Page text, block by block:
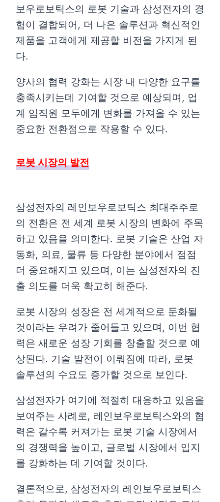
보우로보틱스의 로봇 기술과 삼성전자의 경
험이 결합되어, 더 나은 솔루션과 혁신적인
제품을 고객에게 제공할 비전을 가지게 된
다.
양사의 협력 강화는 시장 내 다양한 요구를
충족시키는데 기여할 것으로 예상되며, 업
계 임직원 모두에게 변화를 가져올 수 있는
중요한 전환점으로 작용할 수 있다.
로봇 시장의 발전
삼성전자의 레인보우로보틱스 최대주주로
의 전환은 전 세계 로봇 시장의 변화에 주목
하고 있음을 의미한다. 로봇 기술은 산업 자
동화, 의료, 물류 등 다양한 분야에서 점점
더 중요해지고 있으며, 이는 삼성전자의 진
출 의도를 더욱 확고히 해준다.
로봇 시장의 성장은 전 세계적으로 둔화될
것이라는 우려가 줄어들고 있으며, 이번 협
력은 새로운 성장 기회를 창출할 것으로 예
상된다. 기술 발전이 이뤄짐에 따라, 로봇
솔루션의 수요도 증가할 것으로 보인다.
삼성전자가 여기에 적절히 대응하고 있음을
보여주는 사례로, 레인보우로보틱스와의 협
력은 갈수록 커져가는 로봇 기술 시장에서
의 경쟁력을 높이고, 글로벌 시장에서 입지
를 강화하는 데 기여할 것이다.
결론적으로, 삼성전자의 레인보우로보틱스